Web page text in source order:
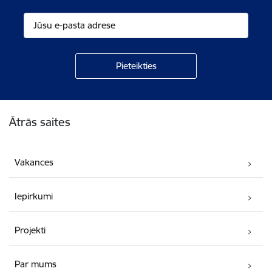
Ātrās saites
Vakances
Iepirkumi
Projekti
Par mums